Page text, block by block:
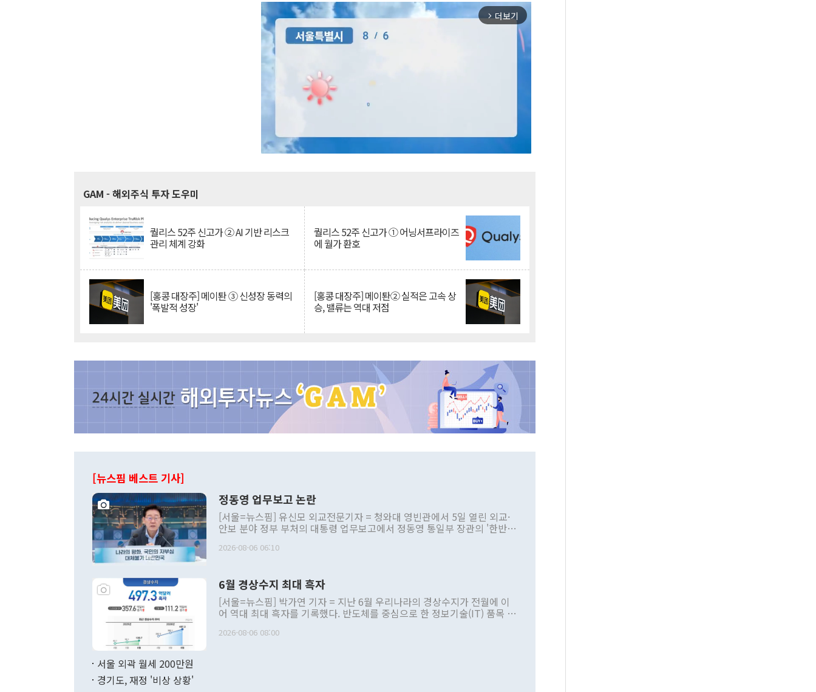
arrow_forward_ios 더보기
GAM - 해외주식 투자 도우미
퀄리스 52주 신고가 ② AI 기반 리스크
관리 체계 강화
퀄리스 52주 신고가 ① 어닝서프라이즈
에 월가 환호
[홍콩 대장주] 메이퇀 ③ 신성장 동력의
'폭발적 성장'
[홍콩 대장주] 메이퇀② 실적은 고속 상
승, 밸류는 역대 저점
[뉴스핌 베스트 기사]
정동영 업무보고 논란
[서울=뉴스핌] 유신모 외교전문기자 = 청와대 영빈관에서 5일 열린 외교·
안보 분야 정부 부처의 대통령 업무보고에서 정동영 통일부 장관의 '한반도
발언 중에는 정부 내 조율을 거치지 않은 사안을 정책으로 추진하겠다고 공
주의적 희망에 근거한 비현실적 구상'이라는 비판을 내놨다. 그동안 정 장
관의 대북 정책 관련 발언이 물의를 빚은 적은 여러 번 있지만 대통령과 유
관 부처 장관이 공개적으로 부정적 입장을 표명한 것은 이례적이다. 정 장
관의 무리한 대북 접근법과 월권을 제어해야 한다는 목소리도 높아지고 있
다. [정동영 통일부 장관이 지난달 23일 오후 서울 종로구 정부서울청사에
2026-08-06 06:10
6월 경상수지 최대 흑자
[서울=뉴스핌] 박가연 기자 = 지난 6월 우리나라의 경상수지가 전월에 이
어 역대 최대 흑자를 기록했다. 반도체를 중심으로 한 정보기술(IT) 품목 수
료=한국은행] 한국은행이 6일 발표한 '2026년 6월 국제수지(잠정)'에 따르
2026-08-06 08:00
서울 외곽 월세 200만원
경기도, 재정 '비상 상황'